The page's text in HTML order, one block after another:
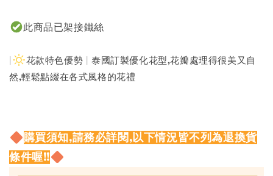
此商品已架接鐵絲
花款特色優勢 | 泰國訂製優化花型,花瓣處理得很美又自
然,輕鬆點綴在各式風格的花禮
購買須知,請務必詳閱,以下情況皆不列為退換貨
條件喔!!